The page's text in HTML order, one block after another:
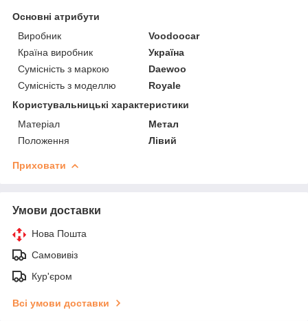
Основні атрибути
Виробник
Voodoocar
Країна виробник
Україна
Сумісність з маркою
Daewoo
Сумісність з моделлю
Royale
Користувальницькі характеристики
Матеріал
Метал
Положення
Лівий
Приховати
Умови доставки
Нова Пошта
Самовивіз
Кур'єром
Всі умови доставки